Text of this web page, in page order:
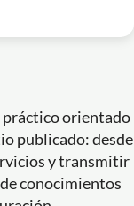
práctico orientado
publicado: desde
y transmitir
conocimientos